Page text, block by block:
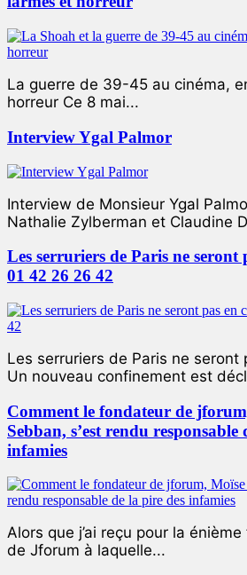
La guerre de 39-45 au cinéma,
horreur Ce 8 mai...
Interview Ygal Palmor
Interview de Monsieur Ygal
Nathalie Zylberman et Claudine
Les serruriers de Paris ne seront
01 42 26 26 42
Les serruriers de Paris ne seront
Un nouveau confinement est
Comment le fondateur de
Sebban, s’est rendu responsable
infamies
Alors que j’ai reçu pour la
de Jforum à laquelle...